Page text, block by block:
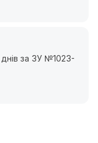
за ЗУ №1023-